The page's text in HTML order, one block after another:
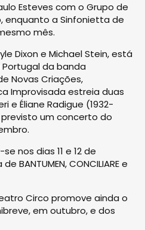
Esteves com o Grupo de
enquanto a Sinfonietta de
mês.
Dixon e Michael Stein, está
da banda
Novas Criações,
Improvisada estreia duas
e Éliane Radigue (1932-
um concerto do
nos dias 11 e 12 de
BANTUMEN, CONCILIARE e
Circo promove ainda o
em outubro, e dos